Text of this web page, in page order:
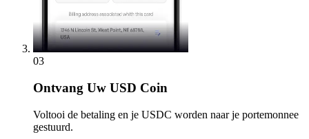
03
Ontvang Uw USD Coin
Voltooi de betaling en je USDC worden naar je portemonnee
gestuurd.